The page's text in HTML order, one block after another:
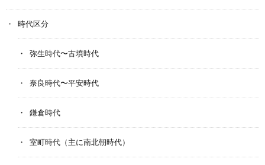
時代区分
弥生時代〜古墳時代
奈良時代〜平安時代
鎌倉時代
室町時代（主に南北朝時代）